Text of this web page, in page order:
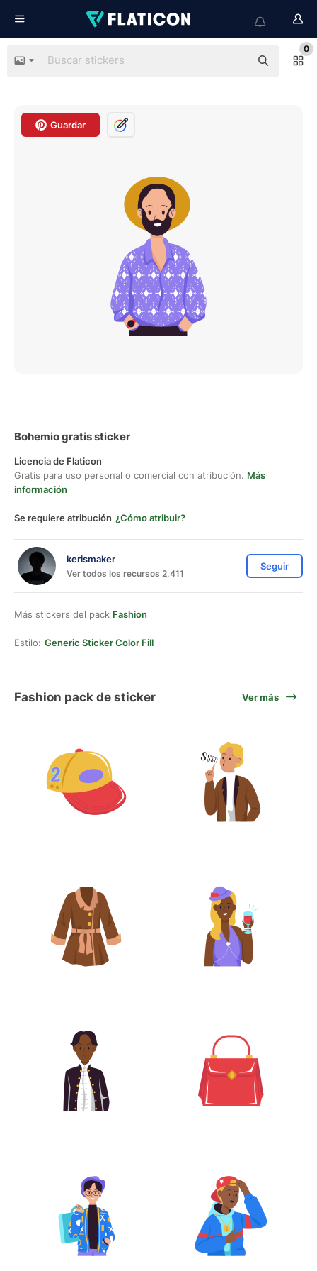
0
Guardar
Bohemio gratis sticker
Licencia de Flaticon
Gratis para uso personal o comercial con atribución. Más
información
Se requiere atribución ¿Cómo atribuir?
kerismaker
Ver todos los recursos 2,411
Seguir
Más stickers del pack Fashion
Estilo: Generic Sticker Color Fill
Fashion pack de sticker Ver más